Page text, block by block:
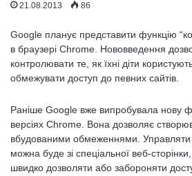
21.08.2013 86
Google планує представити функцію
в браузері Chrome. Нововведення
контролювати те, як їхні діти
обмежувати доступ до певних сайтів.
Раніше Google вже випробувала нову
версіях Chrome. Вона дозволяє
вбудованими обмеженнями.
можна буде зі спеціальної веб-
швидко дозволяти або забороняти